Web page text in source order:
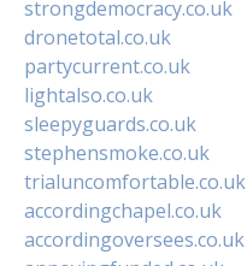
strongdemocracy.co.uk
dronetotal.co.uk
partycurrent.co.uk
lightalso.co.uk
sleepyguards.co.uk
stephensmoke.co.uk
trialuncomfortable.co.uk
accordingchapel.co.uk
accordingoversees.co.uk